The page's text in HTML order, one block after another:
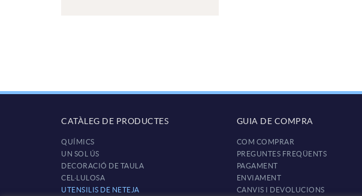
CATÀLEG DE PRODUCTES
QUÍMICS
UN SOL ÚS
DECORACIÓ DE TAULA
CEL·LULOSA
UTENSILIS DE NETEJA
GUIA DE COMPRA
COM COMPRAR
PREGUNTES FREQÜENTS
PAGAMENT
ENVIAMENT
CANVIS I DEVOLUCIONS